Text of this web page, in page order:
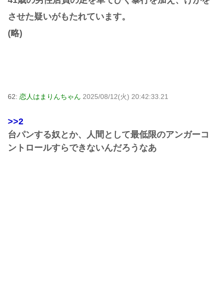
させた疑いがもたれています。
(略)
62: 恋人はまりんちゃん 2025/08/12(火) 20:42:33.21
>>2
台パンする奴とか、人間として最低限のアンガーコ
ントロールすらできないんだろうなあ